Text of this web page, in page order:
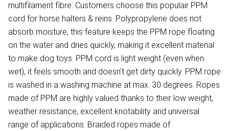
multifilament fibre. Customers choose this populair PPM
cord for horse halters & reins. Polypropylene does not
absorb moisture, this feature keeps the PPM rope floating
on the water and dries quickly, making it excellent material
to make dog toys. PPM cord is light weight (even when
wet), it feels smooth and doesn't get dirty quickly. PPM rope
is washed in a washing machine at max. 30 degrees. Ropes
made of PPM are highly valued thanks to their low weight,
weather resistance, excellent knotability and universal
range of applications. Braided ropes made of